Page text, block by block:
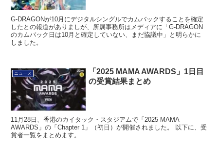
G-DRAGONが10月にデジタルシングルでカムバックすることを確定
したとの報道がありましが、所属事務所はメディアに「G-DRAGON
のカムバック日は10月と確定していない、まだ協議中」と明らかに
しました。
ニュース
「2025 MAMA AWARDS」1日目
の受賞結果まとめ
11月28日、香港のカイタック・スタジアムで「2025 MAMA
AWARDS」の「Chapter 1」（初日）が開催されました。 以下に、受
賞者一覧をまとめます。